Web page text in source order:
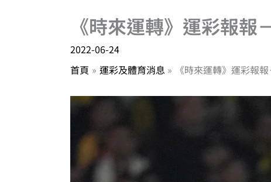
《時來運轉》運彩報
2022-06-24
首頁
運彩及體育消息 《時來運轉》運彩報